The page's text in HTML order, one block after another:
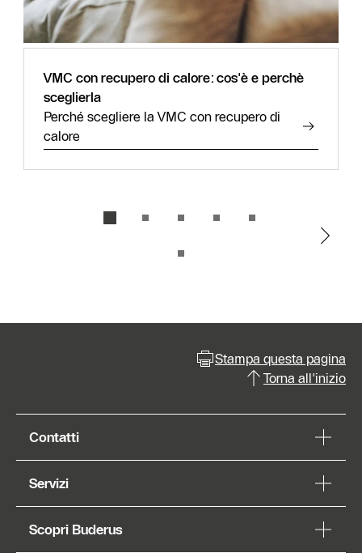
VMC con recupero di calore: cos'è e perchè
sceglierla
Perché scegliere la VMC con recupero di
calore
Stampa questa pagina
Torna all'inizio
Contatti
Servizi
Scopri Buderus